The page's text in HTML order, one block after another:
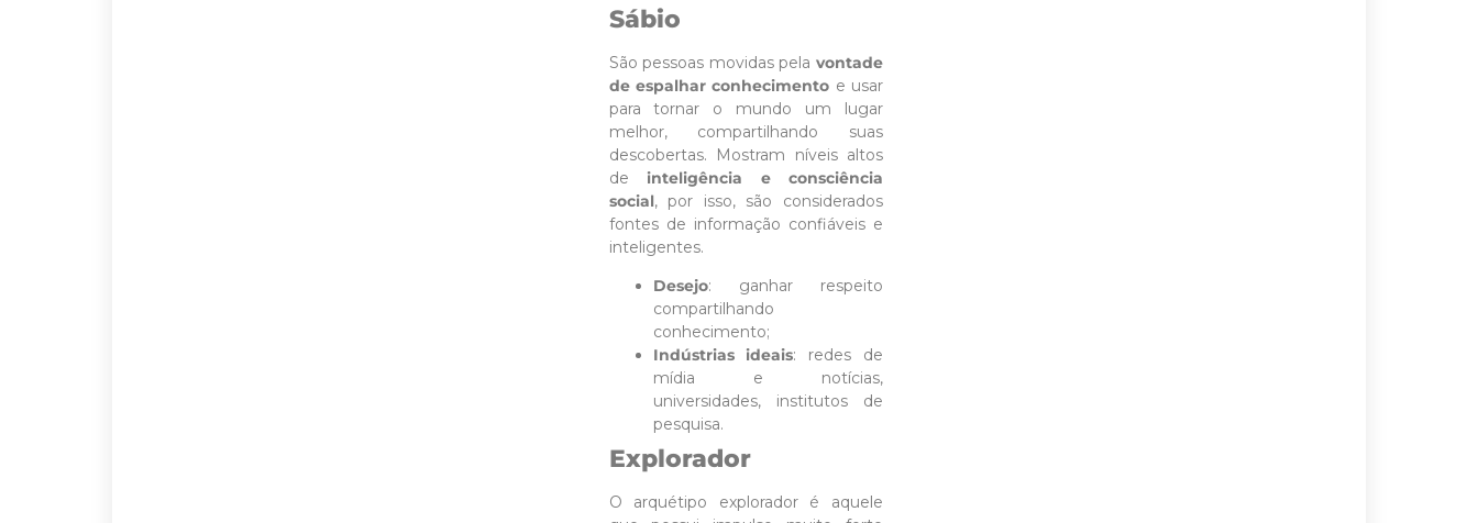
Sábio
São pessoas movidas pelavontade
de espalhar conhecimento e usar
para tornar o mundo um lugar
melhor, compartilhando suas
descobertas. Mostram níveis altos
de inteligência e consciência
social, por isso, são considerados
fontes de informação confiáveis e
inteligentes.
Desejo: ganhar respeito
compartilhando
conhecimento;
Indústrias ideais: redes de
mídia e notícias,
universidades, institutos de
pesquisa.
Explorador
O arquétipo explorador é aquele